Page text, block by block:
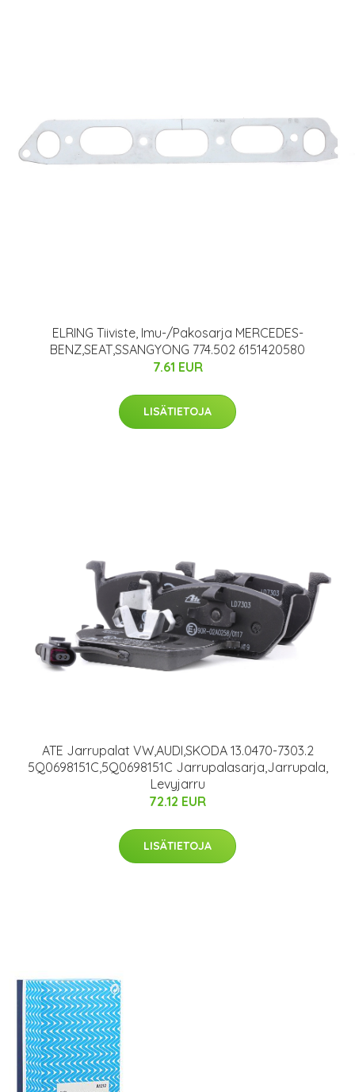
ELRING Tiiviste, Imu-/Pakosarja MERCEDES-
BENZ,SEAT,SSANGYONG 774.502 6151420580
7.61 EUR
LISÄTIETOJA
ATE Jarrupalat VW,AUDI,SKODA 13.0470-7303.2
5Q0698151C,5Q0698151C Jarrupalasarja,Jarrupala,
Levyjarru
72.12 EUR
LISÄTIETOJA